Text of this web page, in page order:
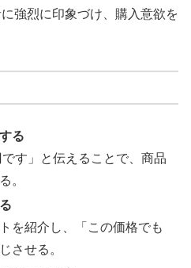
強烈に印象づけ、購入意欲を
る
す」と伝えることで、商品
。
を紹介し、「この価格でも
させる。